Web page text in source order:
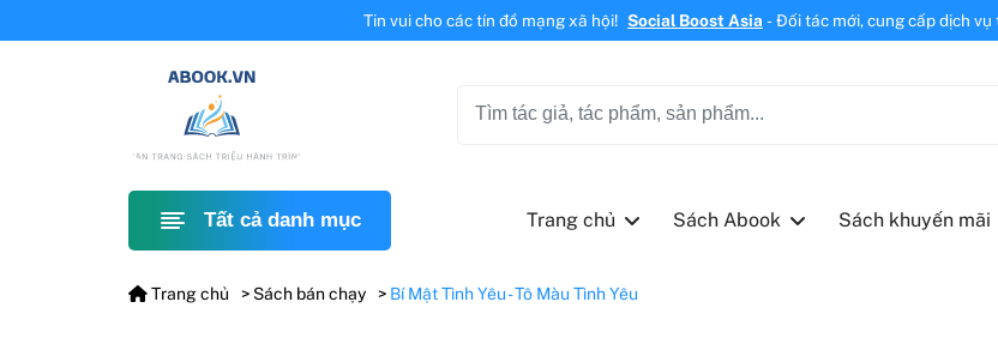
Tin vui cho các tín đồ mạng xã hội! Social Boost Asia - Đối tác mới, cung cấp dịch
Tất cả danh mục Trang chủ Sách Abook Sách khuyến mãi
Trang chủ Sách bán chạy Bí Mật Tình Yêu - Tô Màu Tình Yêu